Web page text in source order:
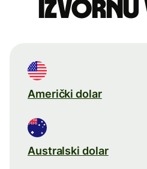
Američki dolar
Australski dolar